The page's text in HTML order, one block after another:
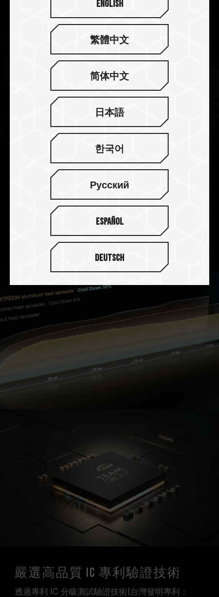
2mm 厚實散熱片 散熱效果完美
T-FORCE XTREEM DDR5 採用 2mm 厚度的鋁合金
散熱片，提升其質量，熱容量也同步提高，再加貼
高導熱係數的導熱矽膠，加強 PMIC 散熱效果，搭
配可耐酸、抗腐蝕、抗鏽、不導電的陽極表面處
裡，整體達到完美散熱效果。
嚴選高品質 IC 專利驗證技術
透過專利 IC 分級測試驗證技術(台灣發明專利：
English
繁體中文
简体中文
日本語
한국어
Русский
Español
Deutsch